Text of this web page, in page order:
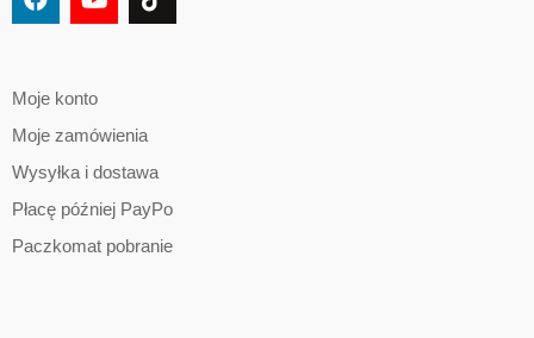
Moje konto
Moje zamówienia
Wysyłka i dostawa
Płacę później PayPo
Paczkomat pobranie